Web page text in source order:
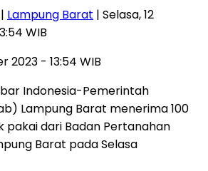
| Lampung Barat | Selasa, 12
WIB
2023 - 13:54 WIB
Indonesia-Pemerintah
Lampung Barat menerima 100
dari Badan Pertanahan
Barat pada Selasa